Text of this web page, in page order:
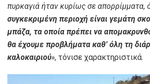
πυρκαγιά ήταν κυρίως σε απορρίμματα,
συγκεκριμένη περιοχή είναι γεμάτη
μπάζα, τα οποία πρέπει να
θα έχουμε προβλήματα καθ’ όλη τη
καλοκαιριού», τόνισε χαρακτηριστικά.